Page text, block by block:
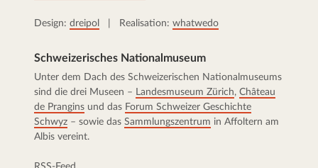
Design: dreipol | Realisation: whatwedo
Schweizerisches Nationalmuseum
Unter dem Dach des Schweizerischen Nationalmuseums
sind die drei Museen – Landesmuseum Zürich, Château
de Prangins und das Forum Schweizer Geschichte
Schwyz – sowie das Sammlungszentrum in Affoltern am
Albis vereint.